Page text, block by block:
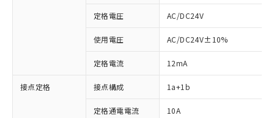
定格電圧 AC/DC24V
使用電圧 AC/DC24V±10%
定格電流 12mA
接点定格 接点構成 1a+1b
定格通電電流 10A